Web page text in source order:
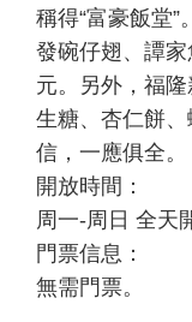
稱得“富豪飯堂
發碗仔翅、譚
元。另外，福
生糖、杏仁餅
信，一應俱全。
開放時間：
周一-周日 全天
門票信息：
無需門票。